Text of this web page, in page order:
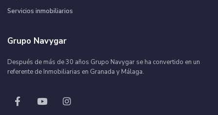
Servicios inmobiliarios
Grupo Navygar
Después de más de 30 años Grupo Navygar se ha convertido en un
referente de Inmobiliarias en Granada y Málaga.